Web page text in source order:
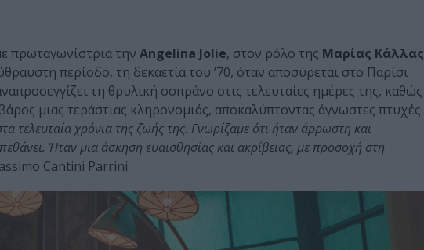
πρωταγωνίστρια την Angelina Jolie, στον ρόλο της Μαρίας Κάλλας
περίοδο, τη δεκαετία του ’70, όταν αποσύρεται στο Παρίσι
τη θρυλική σοπράνο στις τελευταίες ημέρες της, καθώς
μιας τεράστιας κληρονομιάς, αποκαλύπτοντας άγνωστες πτυχές
τελευταία χρόνια της ζωής της. Γνωρίζαμε ότι ήταν άρρωστη και
Ήταν μια άσκηση ευαισθησίας και ακρίβειας, με προσοχή στη
Cantini Parrini.